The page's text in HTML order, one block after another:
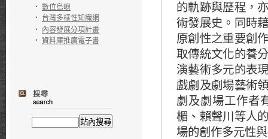
‧ 數位島嶼
‧ 台灣多樣性知識網
‧ 內容發展分項計畫
‧ 資料庫推廣電子書
的軌跡與歷程，
術發展史。同時
原創性之重要創
取傳統文化的養
演藝術多元的表
戲劇及劇場藝術
劇及劇場工作者
楣、賴聲川等人
場的創作多元性